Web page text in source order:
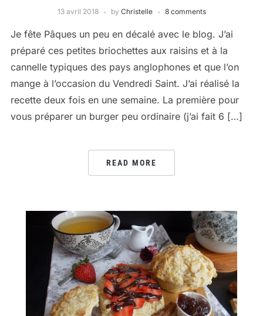
13 avril 2018 by Christelle 8 comments
Je fête Pâques un peu en décalé avec le blog. J’ai
préparé ces petites briochettes aux raisins et à la
cannelle typiques des pays anglophones et que l’on
mange à l’occasion du Vendredi Saint. J’ai réalisé la
recette deux fois en une semaine. La première pour
vous préparer un burger peu ordinaire (j’ai fait 6 […]
READ MORE